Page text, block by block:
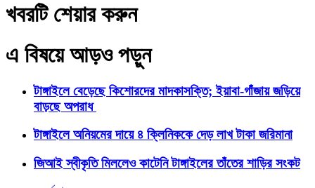
খবরটি শেয়ার করুন
এ বিষয়ে আড়ও পড়ুন
টাঙ্গাইলে বেড়েছে কিশোরদের মাদকাসক্তি; ইয়াবা-গাঁজায় জড়িয়ে
বাড়ছে অপরাধ
টাঙ্গাইলে অনিয়মের দায়ে ৪ ক্লিনিককে দেড় লাখ টাকা জরিমানা
জিআই স্বীকৃতি মিললেও কাটেনি টাঙ্গাইলের তাঁতের শাড়ির সংকট